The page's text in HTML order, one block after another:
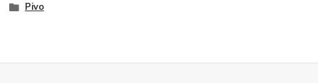
Pivo